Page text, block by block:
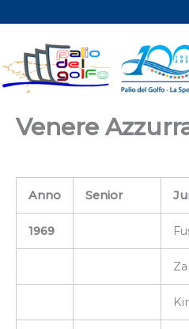
al
contenuto
Venere
Anno
Senior
1969